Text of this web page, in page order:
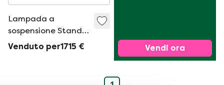
Lampada a
sospensione Stand
By Aqua Creations
Taupe Purple Rain
Venduto per1715 € Vendi ora